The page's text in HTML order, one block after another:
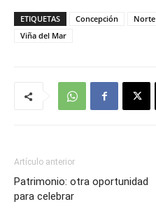
ETIQUETAS Concepción Norte
Viña del Mar
Artículo anterior
Patrimonio: otra oportunidad
para celebrar